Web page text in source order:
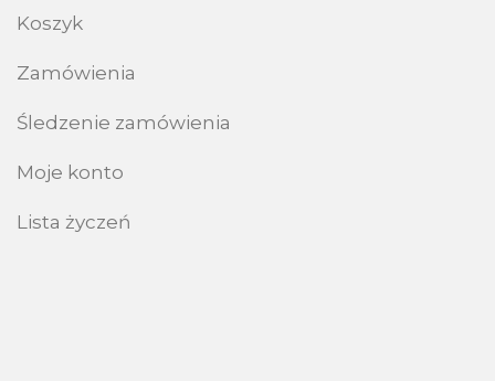
Koszyk
Zamówienia
Śledzenie zamówienia
Moje konto
Lista życzeń